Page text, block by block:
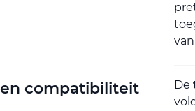
compatibiliteit De